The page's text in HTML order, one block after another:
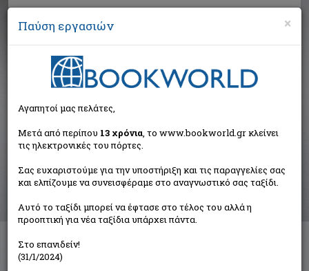
Αναζήτηση
Αποτελέσματα αναζήτησης
Συγγραφέας: Chandra Vikram (2 βιβλία)
Ταξινόμηση ανά:
Ιστορίες της Βομβάης
×
Παύση εργασιών
Αγαπητοί μας πελάτες,
Μετά από περίπου 13 χρόνια, το www.bookworld.gr κλείνει
τις ηλεκτρονικές του πόρτες.
Σας ευχαριστούμε για την υποστήριξη και τις παραγγελίες σας
και ελπίζουμε να συνεισφέραμε στο αναγνωστικό σας ταξίδι.
Αυτό το ταξίδι μπορεί να έφτασε στο τέλος του αλλά η
προοπτική για νέα ταξίδια υπάρχει πάντα.
Στο επανιδείν!
(31/1/2024)